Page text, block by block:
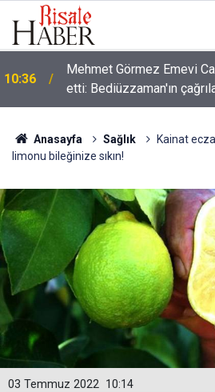
10:36
Mehmet Görmez Emevi
etti: Bediüzzaman'ın
buldum
Anasayfa Sağlık
Kainat
limonu bileğinize sıkın!
10:14
03 Temmuz 2022